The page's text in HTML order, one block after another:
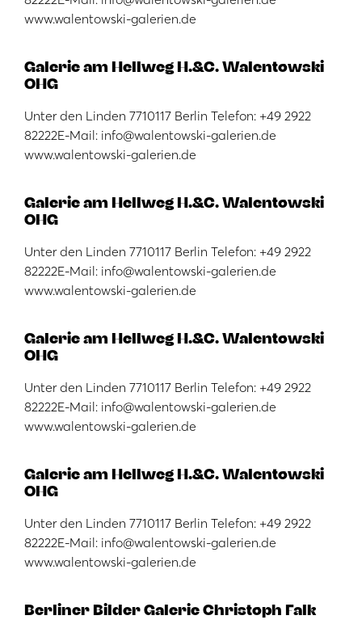
www.walentowski-galerien.de
Galerie am Hellweg H.&C. Walentowski
OHG
Unter den Linden 7710117 Berlin Telefon: +49 2922
82222E-Mail: info@walentowski-galerien.de
www.walentowski-galerien.de
Galerie am Hellweg H.&C. Walentowski
OHG
Unter den Linden 7710117 Berlin Telefon: +49 2922
82222E-Mail: info@walentowski-galerien.de
www.walentowski-galerien.de
Galerie am Hellweg H.&C. Walentowski
OHG
Unter den Linden 7710117 Berlin Telefon: +49 2922
82222E-Mail: info@walentowski-galerien.de
www.walentowski-galerien.de
Galerie am Hellweg H.&C. Walentowski
OHG
Unter den Linden 7710117 Berlin Telefon: +49 2922
82222E-Mail: info@walentowski-galerien.de
www.walentowski-galerien.de
Berliner Bilder Galerie Christoph Falk